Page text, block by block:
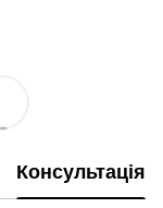
Консультація